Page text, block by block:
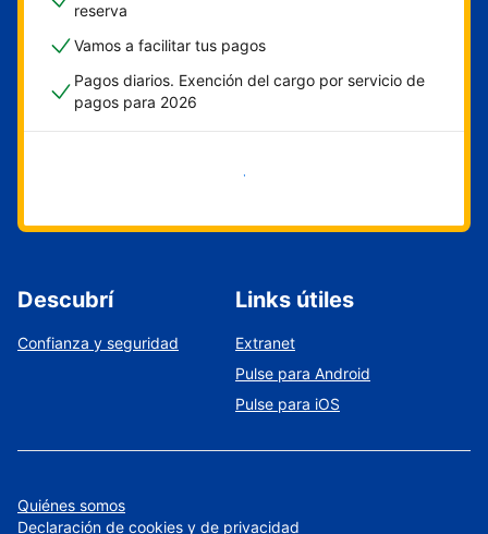
reserva
Vamos a facilitar tus pagos
Pagos diarios. Exención del cargo por servicio de
pagos para 2026
Empezar ahora
Descubrí
Confianza y seguridad
Links útiles
Extranet
Pulse para Android
Pulse para iOS
Quiénes somos
Declaración de cookies y de privacidad